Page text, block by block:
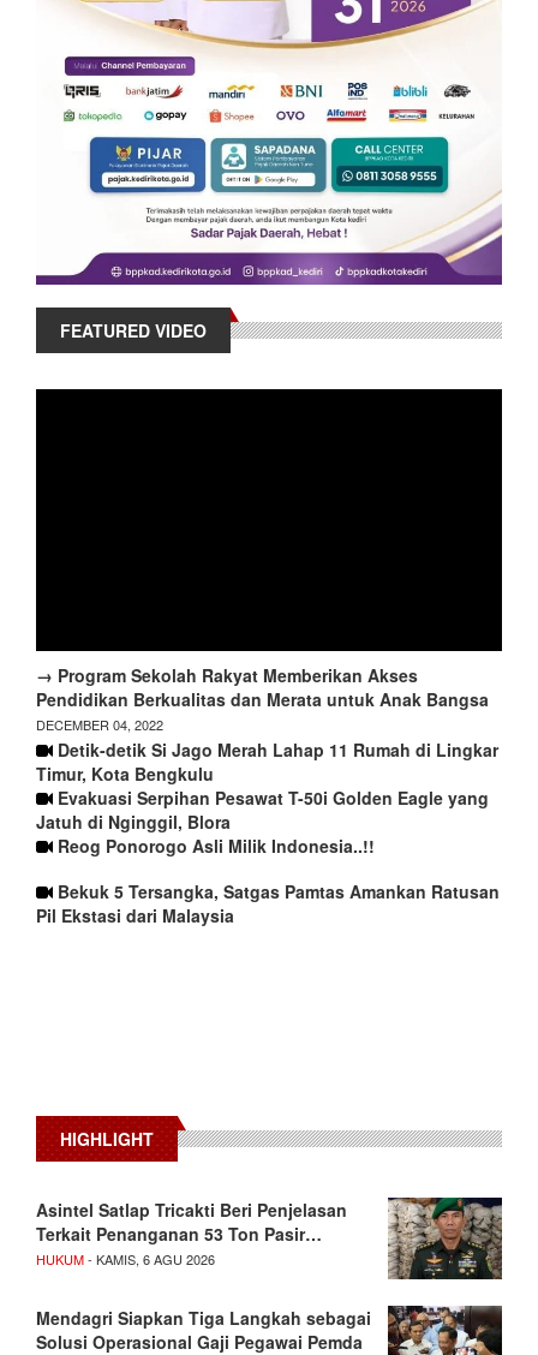
FEATURED VIDEO
→ Program Sekolah Rakyat Memberikan Akses
Pendidikan Berkualitas dan Merata untuk Anak Bangsa
DECEMBER 04, 2022
Detik-detik Si Jago Merah Lahap 11 Rumah di Lingkar
Timur, Kota Bengkulu
Evakuasi Serpihan Pesawat T-50i Golden Eagle yang
Jatuh di Nginggil, Blora
Reog Ponorogo Asli Milik Indonesia..!!
Bekuk 5 Tersangka, Satgas Pamtas Amankan Ratusan
Pil Ekstasi dari Malaysia
HIGHLIGHT
Asintel Satlap Tricakti Beri Penjelasan
Terkait Penanganan 53 Ton Pasir…
HUKUM- KAMIS, 6 AGU 2026
Mendagri Siapkan Tiga Langkah sebagai
Solusi Operasional Gaji Pegawai Pemda